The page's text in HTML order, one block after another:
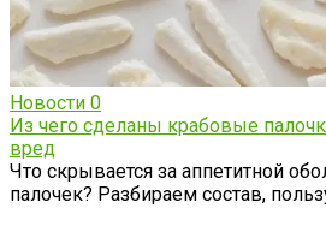
Новости 0
Из чего сделаны крабовые
вред
Что скрывается за аппетитной
палочек? Разбираем состав,